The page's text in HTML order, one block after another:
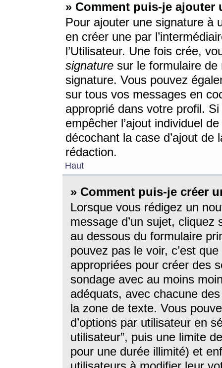
» Comment puis-je ajouter
Pour ajouter une signature à
en créer une par
l’Utilisateur. Une fois crée,
signature sur le formulaire de
signature. Vous pouvez
sur tous vos messages en
approprié dans votre profil.
empêcher l’ajout individuel
décochant la case d’ajout
rédaction.
Haut
» Comment puis-je créer
Lorsque vous rédigez un
message d’un sujet, cliquez
au dessous du formulaire
pouvez pas le voir, c’est
appropriées pour créer des
sondage avec au moins
adéquats, avec chacune
la zone de texte. Vous
d’options par utilisateur en
utilisateur”, puis une limite
pour une durée illimité) et